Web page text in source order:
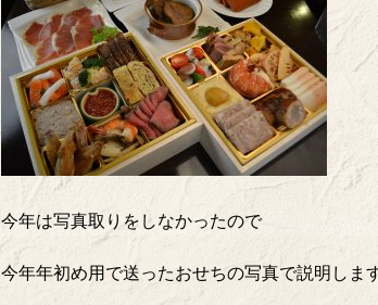
今年は写真取りをしなかったので
今年年初め用で送ったおせちの写真で説明しま